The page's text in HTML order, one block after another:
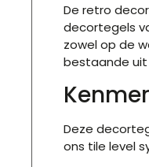
De retro
decortegels
zowel op de
bestaande uit
Deze
ons tile level